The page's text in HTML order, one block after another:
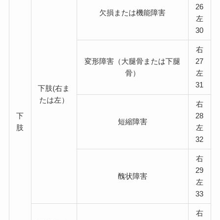
下
肢
下肢(右ま
たは左）
欠損または機能障害
26
左
30
変形障害（大腿骨または下腿
骨）
右
27
左
31
短縮障害
右
28
左
32
醜状障害
右
29
左
33
右